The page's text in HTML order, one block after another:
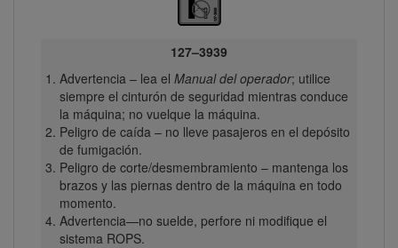
127–3939
Advertencia – lea el Manual del operador; utilice
siempre el cinturón de seguridad mientras conduce
la máquina; no vuelque la máquina.
Peligro de caída – no lleve pasajeros en el depósito
de fumigación.
Peligro de corte/desmembramiento – mantenga los
brazos y las piernas dentro de la máquina en todo
momento.
Advertencia—no suelde, perfore ni modifique el
sistema ROPS.